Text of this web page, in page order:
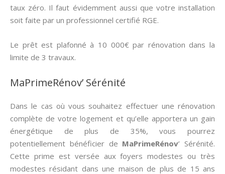
taux zéro. Il faut évidemment aussi que votre installation
soit faite par un professionnel certifié RGE.
Le prêt est plafonné à 10 000€ par rénovation dans la
limite de 3 travaux.
MaPrimeRénov’ Sérénité
Dans le cas où vous souhaitez effectuer une rénovation
complète de votre logement et qu’elle apportera un gain
énergétique de plus de 35%, vous pourrez
potentiellement bénéficier de MaPrimeRénov’ Sérénité.
Cette prime est versée aux foyers modestes ou très
modestes résidant dans une maison de plus de 15 ans